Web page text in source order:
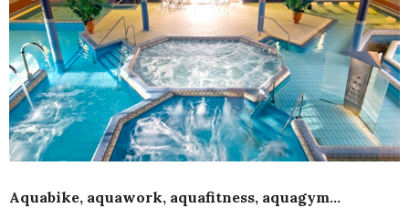
Aquabike, aquawork, aquafitness, aquagym…